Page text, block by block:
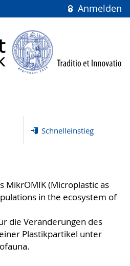
Anmelden
Schnelleinstieg
MikrOMIK (Microplastic as
in the ecosystem of
die Veränderungen des
Plastikpartikel unter